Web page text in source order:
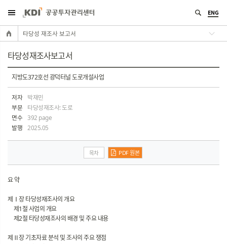
ENG
타당성 재조사 보고서
타당성재조사보고서
지방도372호선 광덕터널 도로개설사업
저자
박재민
부문
타당성재조사: 도로
면수
392 page
발행
2025.05
목차 PDF 원본
요 약
제Ⅰ장 타당성재조사의 개요
제1절 사업의 개요
제2절 타당성재조사의 배경 및 주요 내용
제Ⅱ장 기초자료 분석 및 조사의 주요 쟁점